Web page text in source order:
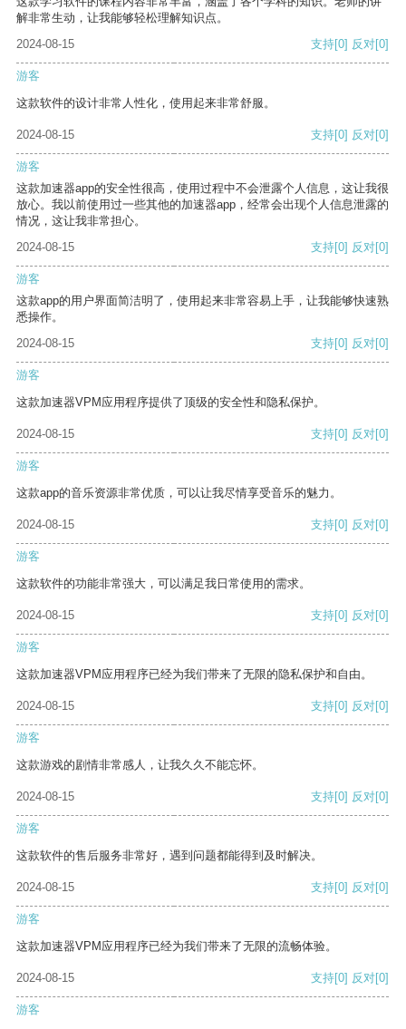
解非常生动，让我能够轻松理解知识点。
2024-08-15
支持[0] 反对[0]
游客
这款软件的设计非常人性化，使用起来非常舒服。
2024-08-15 支持[0] 反对[0]
游客
这款加速器app的安全性很高，使用过程中不会泄露个人信息，这让我很
放心。我以前使用过一些其他的加速器app，经常会出现个人信息泄露的
情况，这让我非常担心。
2024-08-15
支持[0] 反对[0]
游客
这款app的用户界面简洁明了，使用起来非常容易上手，让我能够快速熟
悉操作。
2024-08-15
支持[0] 反对[0]
游客
这款加速器VPM应用程序提供了顶级的安全性和隐私保护。
2024-08-15 支持[0] 反对[0]
游客
这款app的音乐资源非常优质，可以让我尽情享受音乐的魅力。
2024-08-15 支持[0] 反对[0]
游客
这款软件的功能非常强大，可以满足我日常使用的需求。
2024-08-15 支持[0] 反对[0]
游客
这款加速器VPM应用程序已经为我们带来了无限的隐私保护和自由。
2024-08-15 支持[0] 反对[0]
游客
这款游戏的剧情非常感人，让我久久不能忘怀。
2024-08-15 支持[0] 反对[0]
游客
这款软件的售后服务非常好，遇到问题都能得到及时解决。
2024-08-15 支持[0] 反对[0]
游客
这款加速器VPM应用程序已经为我们带来了无限的流畅体验。
2024-08-15 支持[0] 反对[0]
游客